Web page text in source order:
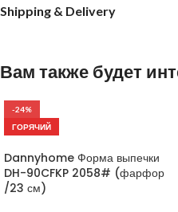
Shipping & Delivery
Вам также будет
-24%
ГОРЯЧИЙ
Dannyhome Форма выпечки
DH-90CFKP 2058# (фарфор
/23 см)